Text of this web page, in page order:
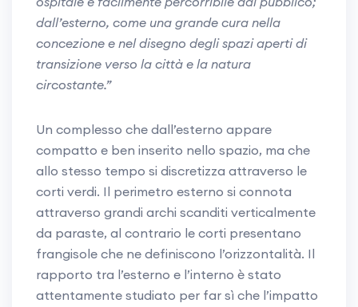
dall’esterno, come una grande cura nella
concezione e nel disegno degli spazi aperti di
transizione verso la città e la natura
circostante.”
Un complesso che dall’esterno appare
compatto e ben inserito nello spazio, ma che
allo stesso tempo si discretizza attraverso le
corti verdi. Il perimetro esterno si connota
attraverso grandi archi scanditi verticalmente
da paraste, al contrario le corti presentano
frangisole che ne definiscono l’orizzontalità. Il
rapporto tra l’esterno e l’interno è stato
attentamente studiato per far sì che l’impatto